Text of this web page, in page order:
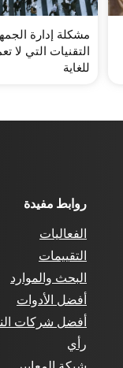
مشكلة إدارة
التقنيات التي لا
للغاية
روابط مفيدة
الفعاليات
التقييمات
البحث والموارد
أفضل الأدوات
أفضل شركات
رأي